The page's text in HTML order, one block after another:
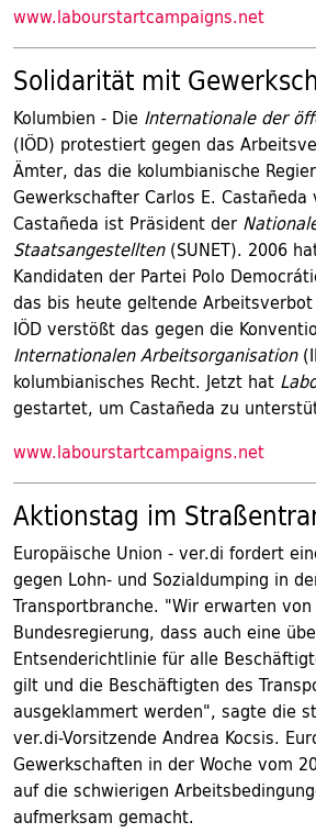
www.labourstartcampaigns.net
Solidarität mit
Kolumbien - Die Internationale der
(IÖD) protestiert gegen das
Ämter, das die kolumbianische
Gewerkschafter Carlos E.
Castañeda ist Präsident der
Staatsangestellten(SUNET). 2006
Kandidaten der Partei Polo
das bis heute geltende
IÖD verstößt das gegen die
Internationalen Arbeitsorganisation
kolumbianisches Recht. Jetzt hat
gestartet, um Castañeda zu
www.labourstartcampaigns.net
Aktionstag im
Europäische Union - ver.di fordert
gegen Lohn- und Sozialdumping in
Transportbranche. "Wir erwarten
Bundesregierung, dass auch eine
Entsenderichtlinie für alle
gilt und die Beschäftigten des
ausgeklammert werden", sagte die
ver.di-Vorsitzende Andrea Kocsis.
Gewerkschaften in der Woche vom
auf die schwierigen
aufmerksam gemacht.